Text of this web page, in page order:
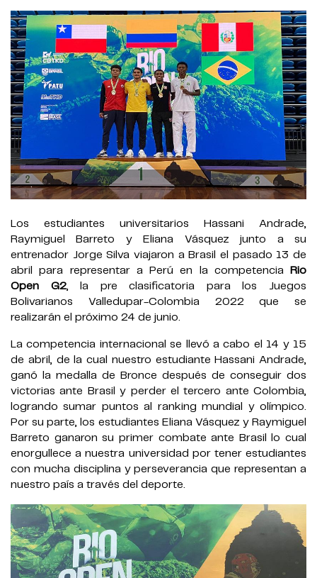
.
Los estudiantes universitarios Hassani Andrade,
Raymiguel Barreto y Eliana Vásquez junto a su
entrenador Jorge Silva viajaron a Brasil el pasado 13 de
abril para representar a Perú en la competencia
Rio
Open G2, la pre clasificatoria para los Juegos
Bolivarianos Valledupar-Colombia 2022 que se
realizarán el próximo 24 de junio.
La competencia internacional se llevó a cabo el 14 y 15
de abril, de la cual nuestro estudiante Hassani Andrade,
ganó la medalla de Bronce después de conseguir dos
victorias ante Brasil y perder el tercero ante Colombia,
logrando sumar puntos al ranking mundial y olímpico.
Por su parte, los estudiantes Eliana Vásquez y Raymiguel
Barreto ganaron su primer combate ante Brasil lo cual
enorgullece a nuestra universidad por tener estudiantes
con mucha disciplina y perseverancia que representan a
nuestro país a través del deporte.